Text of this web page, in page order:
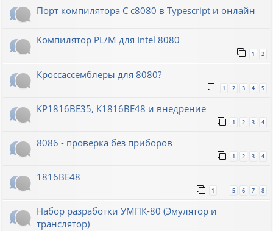
Порт компилятора С с8080 в Typescript и онлайн
Компилятор PL/M для Intel 8080
1 2
Кроссассемблеры для 8080?
1 2 3 4 5
КР1816ВЕ35, К1816ВЕ48 и внедрение
1 2 3 4
8086 - проверка без приборов
1 2 3 4
1816ВЕ48
1 5 6 7 8
Набор разработки УМПК-80 (Эмулятор и
транслятор)